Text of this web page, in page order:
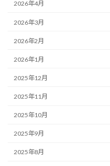
2026年4月
2026年3月
2026年2月
2026年1月
2025年12月
2025年11月
2025年10月
2025年9月
2025年8月